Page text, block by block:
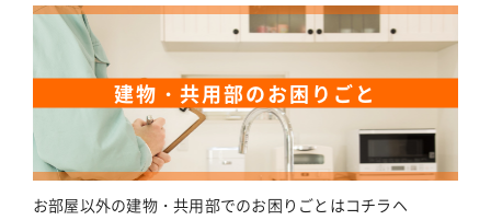
建物・共用部のお困りごと
お部屋以外の建物・共用部でのお困りごとはコチラヘ